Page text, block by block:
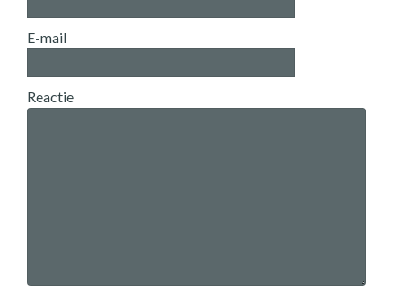
E-mail
Reactie